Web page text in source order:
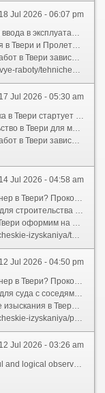
18 Jul 2026 - 06:07 pm
Технический план дома в Твери для ввода в эксплуатацию составим за по вашим чертежам. Проверим на ГИС ЕГРП без предоплаты.
приемник для подземных коммуникаций.
сезонные скидки. Фиксируем в договоре.
na-inzhenernye-kommunikaczii/
17 Jul 2026 - 05:30 am
в Департамент архитектуры. Срок под ключ.
– 4 000 ?. Бесплатный расчет в мессенджере.
14 Jul 2026 - 04:58 am
Нужен опытный кадастровый инженер в Твери? Проконсультируем бесплатно в день обращения. Работаем с юрлицами. Срочный выезд за МКАД.
каждое дерево. В Твери выезжаем в выходные.
зону. Цена со скидкой на повторку.
topograficheskaya-semka/
12 Jul 2026 - 04:50 pm
Нужен опытный кадастровый инженер в Твери? Проконсультируем бесплатно в день обращения. Работаем с юрлицами. Срочный выезд за МКАД.
В Твери делаем срочный отчет за сутки.
Отчет со сроками до 14 дней.
poderevnaya-semka/
12 Jul 2026 - 03:26 am